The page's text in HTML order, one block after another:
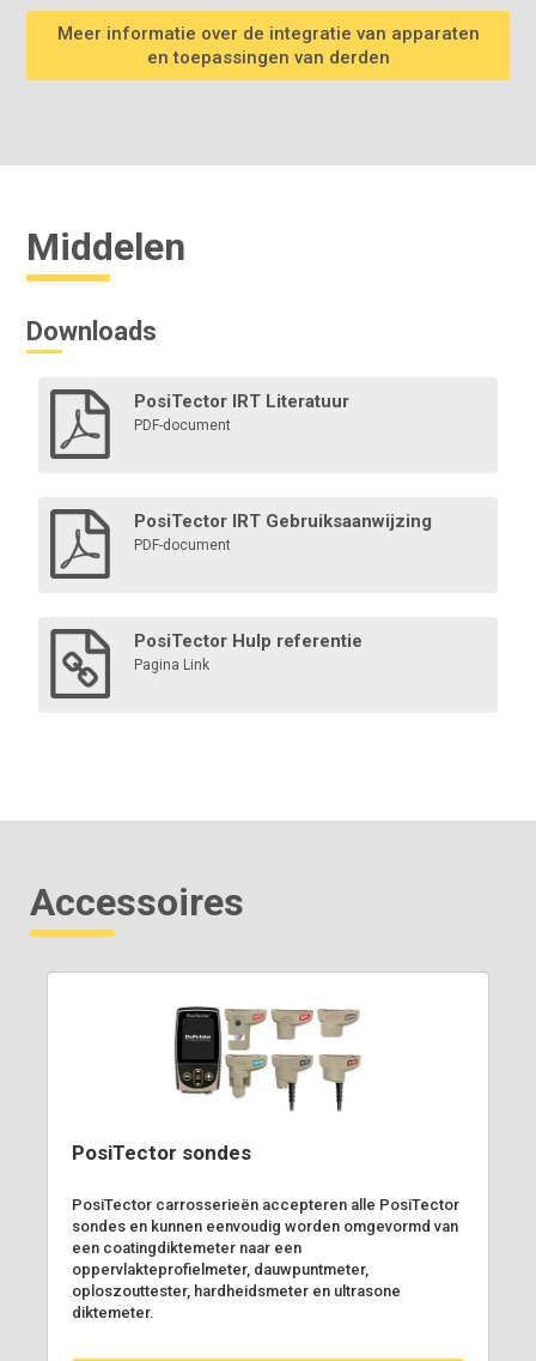
Meer informatie over de integratie van apparaten
en toepassingen van derden
Middelen
Downloads
PosiTector IRT Literatuur
PDF-document
PosiTector IRT Gebruiksaanwijzing
PDF-document
PosiTector Hulp referentie
Pagina Link
Accessoires
PosiTector sondes
PosiTector carrosserieën accepteren alle PosiTector
sondes en kunnen eenvoudig worden omgevormd van
een coatingdiktemeter naar een
oppervlakteprofielmeter, dauwpuntmeter,
oploszouttester, hardheidsmeter en ultrasone
diktemeter.